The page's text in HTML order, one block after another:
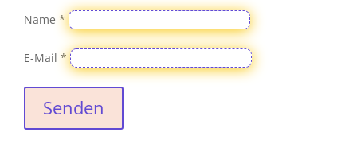
Name*
E-Mail*
Senden